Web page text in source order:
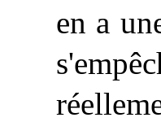
en a